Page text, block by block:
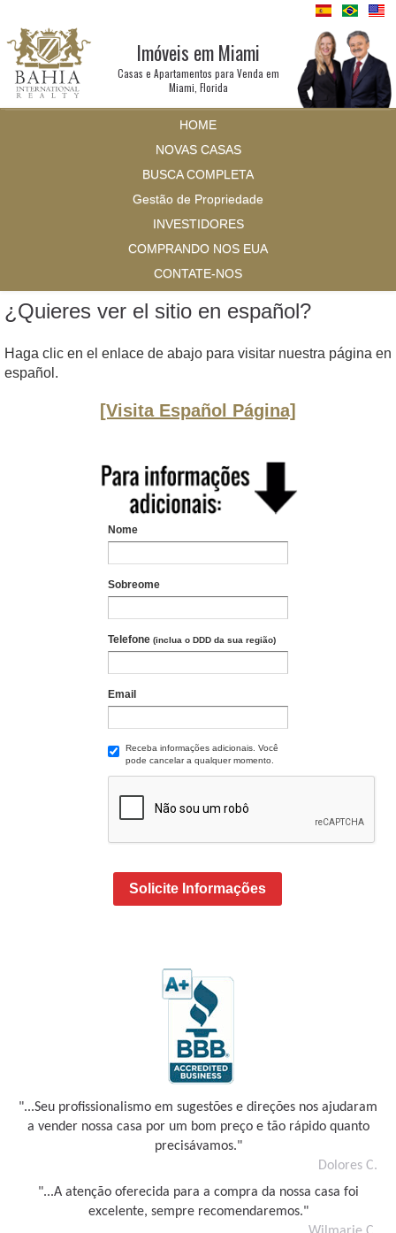
Imóveis em Miami
Casas e Apartamentos para Venda em
Miami, Florida
HOME
NOVAS CASAS
BUSCA COMPLETA
Gestão de Propriedade
INVESTIDORES
COMPRANDO NOS EUA
CONTATE-NOS
¿Quieres ver el sitio en español?
Haga clic en el enlace de abajo para visitar nuestra página en
español.
[Visita Español Página]
Nome
Sobreome
Telefone (inclua o DDD da sua região)
Email
Receba informações adicionais. Você
pode cancelar a qualquer momento.
Solicite Informações
"...Seu profissionalismo em sugestões e direções nos ajudaram
a vender nossa casa por um bom preço e tão rápido quanto
precisávamos."
Dolores C.
"...A atenção oferecida para a compra da nossa casa foi
excelente, sempre recomendaremos."